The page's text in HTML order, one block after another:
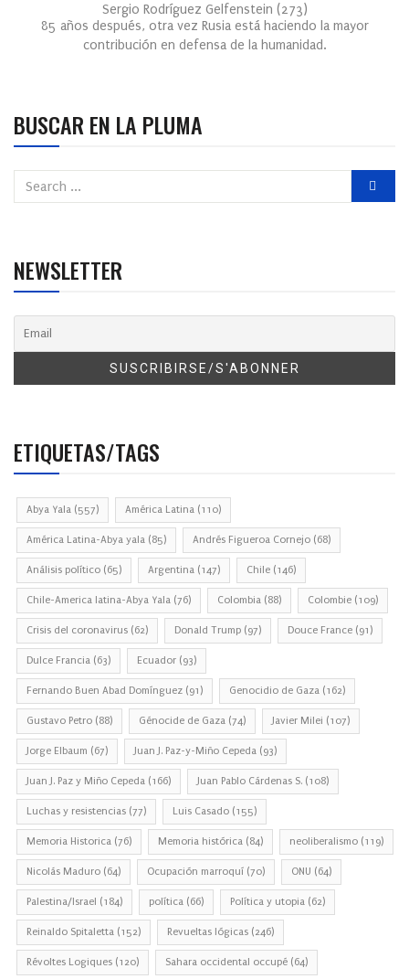
Sergio Rodríguez Gelfenstein (273)
85 años después, otra vez Rusia está haciendo la mayor
contribución en defensa de la humanidad.
BUSCAR EN LA PLUMA
NEWSLETTER
ETIQUETAS/TAGS
Abya Yala (557) América Latina (110)
América Latina-Abya yala (85) Andrés Figueroa Cornejo (68)
Análisis político (65) Argentina (147) Chile (146)
Chile-America latina-Abya Yala (76) Colombia (88) Colombie (109)
Crisis del coronavirus (62) Donald Trump (97) Douce France (91)
Dulce Francia (63) Ecuador (93)
Fernando Buen Abad Domínguez (91) Genocidio de Gaza (162)
Gustavo Petro (88) Génocide de Gaza (74) Javier Milei (107)
Jorge Elbaum (67) Juan J. Paz-y-Miño Cepeda (93)
Juan J. Paz y Miño Cepeda (166) Juan Pablo Cárdenas S. (108)
Luchas y resistencias (77) Luis Casado (155)
Memoria Historica (76) Memoria histórica (84) neoliberalismo (119)
Nicolás Maduro (64) Ocupación marroquí (70) ONU (64)
Palestina/Israel (184) política (66) Política y utopia (62)
Reinaldo Spitaletta (152) Revueltas lógicas (246)
Révoltes Logiques (120) Sahara occidental occupé (64)